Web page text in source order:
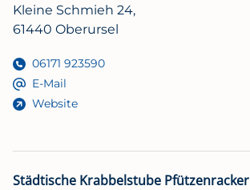
Kleine Schmieh 24,
61440 Oberursel
06171 923590
E-Mail
Website
Städtische Krabbelstube Pfützenracker